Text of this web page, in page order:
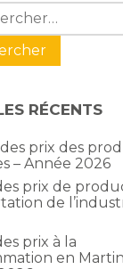
:
RÉCENTS
prix des
– Année 2026
prix de
de
prix à la
en